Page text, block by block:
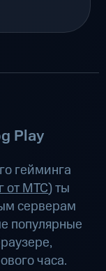
Play
гейминга
от МТС) ты
серверам
популярные
часа.